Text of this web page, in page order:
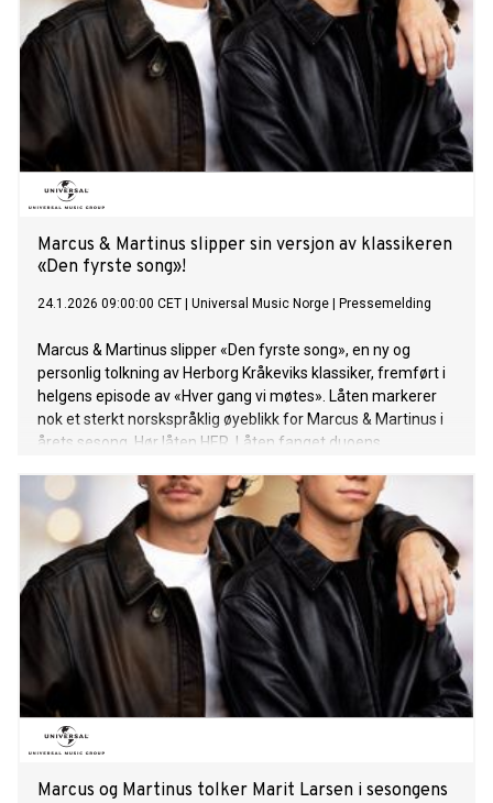
tror Synne likte den veldig godt, det kunne vi se. :) Det var et
veldig spesielt og fint øyeblikk for oss på Hver gang vi
møtes", sier Marcus & Martinus. Med på laget har de fått
med seg stjernen Isah som overraskelsesgjest. Nok en gang
markerer Marcus & Martinus et sterkt norskspråklig øyeblikk
i årets sesong. "Her vil e vær" er ute nå på alle
strømmetjenester. Mer om Hver gang vi møtes: Med årets
sesong av HGVM markerer de sitt tilbakevendende fokus på
Marcus & Martinus slipper sin versjon av klassikeren
«Den fyrste song»!
24.1.2026 09:00:00 CET Universal Music Norge Pressemelding
Marcus & Martinus slipper «Den fyrste song», en ny og
personlig tolkning av Herborg Kråkeviks klassiker, fremført i
helgens episode av «Hver gang vi møtes». Låten markerer
nok et sterkt norskspråklig øyeblikk for Marcus & Martinus i
årets sesong. Hør låten HER. Låten fanget duoens
følelse som gjorde valget enkelt. Med på laget har de fått
med seg ingen andre enn Katastrofe, kjent fra superhiten
«Elektrisk». Å få fremføre låten for Herborg Kråkevik selv ble
et høydepunkt for duoen: - "Hun lo og smilte mye, så vi tror
hun likte den. Det var veldig gøy å gjøre «Den fyrste song»
for henne, vi er veldig glade for den fine responsen fra
Herborg", sier Marcus og Martinus. Med årets sesong av
HGVM markerer de sitt tilbakevendende fokus på
norskspråklige låter. 8. mai 2026 inntar Marcus & Martinus
scenen på Unity Arena i Oslo med “The Room” - en unik one
night only konsertopplevelse som er en inngang i guttas
eget univers og starten på en he
Marcus og Martinus tolker Marit Larsen i sesongens